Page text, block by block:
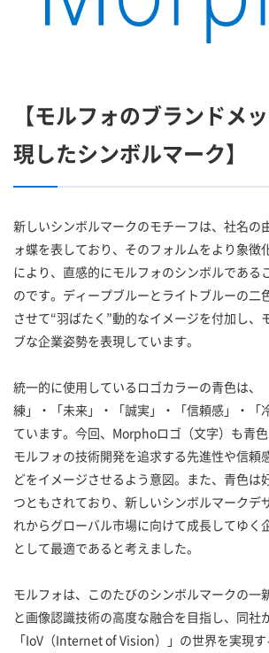
【モルフォのブランドメ
現したシンボルマーク】
新しいシンボルマークのモチーフは、社名の
ォ蝶を表しており、そのフォルムをより象徴
により、直感的にモルフォのシンボルである
のです。ディープブルーとライトブルーの二
させて“羽ばたく”動的なイメージを付加し、
ブな企業姿勢を表現しています。
統一的に使用しているロゴカラーの青色は、
練」・「未来」・「誠実」・「信頼感」・「
ています。今回、Morphoロゴ（文字）も青色
モルフォの技術開発を追求する先進性や信頼
どをイメージさせるよう意図。また、青色は
つともされており、新しいシンボルマークデ
れからグローバル市場に向けて成長してゆく
として最適であると考えました。
モルフォは、このたびのシンボルマークの一
と画像認識技術の高度な融合を目指し、同社
「IoV（Internet of Vision）」の世界を実現